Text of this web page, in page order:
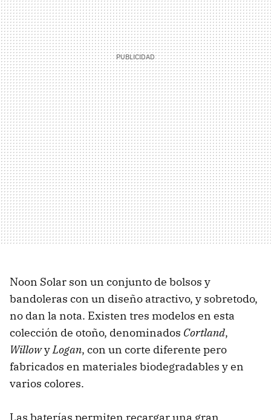
Noon Solar son un conjunto de bolsos y
bandoleras con un diseño atractivo, y sobretodo,
no dan la nota. Existen tres modelos en esta
colección de otoño, denominados Cortland,
WillowyLogan, con un corte diferente pero
fabricados en materiales biodegradables y en
varios colores.